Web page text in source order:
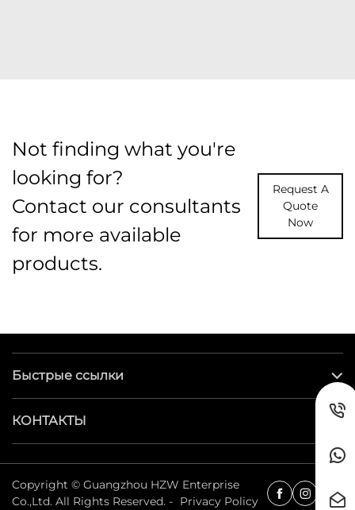
Not finding what you're
looking for?
Contact our consultants
for more available
products.
Request A
Quote
Now
Быстрые ссылки
КОНТАКТЫ
Copyright © Guangzhou HZW Enterprise
Co.,Ltd. All Rights Reserved. - Privacy Policy